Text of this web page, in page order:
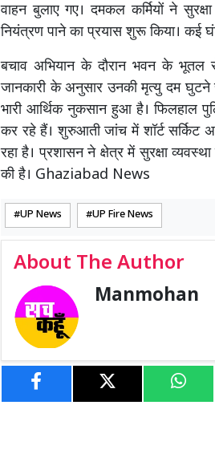
वाहन बुलाए गए। दमकल कर्मियों ने
नियंत्रण पाने का प्रयास शुरू किया। कई
बचाव अभियान के दौरान भवन के भूतल
जानकारी के अनुसार उनकी मृत्यु दम
भारी आर्थिक नुकसान हुआ है। फिलहाल
कर रहे हैं। शुरुआती जांच में शॉर्ट सर्किट
रहा है। प्रशासन ने क्षेत्र में सुरक्षा
की है। Ghaziabad News
UP News UP Fire News
About The Author
Manmohan